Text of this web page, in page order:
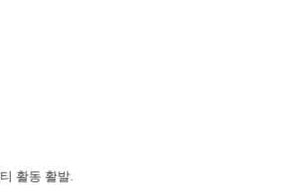
활동 활발.